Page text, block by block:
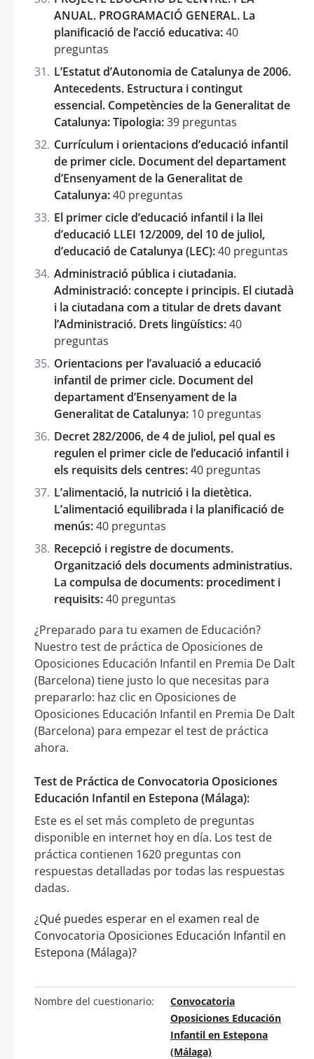
ANUAL. PROGRAMACIÓ GENERAL. La
planificació de l’acció educativa:40
preguntas
L’Estatut d’Autonomia de Catalunya de 2006.
Antecedents. Estructura i contingut
essencial. Competències de la Generalitat de
Catalunya: Tipologia:39 preguntas
Currículum i orientacions d’educació infantil
de primer cicle. Document del departament
d’Ensenyament de la Generalitat de
Catalunya:40 preguntas
El primer cicle d’educació infantil i la llei
d’educació LLEI 12/2009, del 10 de juliol,
d’educació de Catalunya (LEC):40 preguntas
Administració pública i ciutadania.
Administració: concepte i principis. El ciutadà
i la ciutadana com a titular de drets davant
l’Administració. Drets lingüístics:40
preguntas
Orientacions per l’avaluació a educació
infantil de primer cicle. Document del
departament d’Ensenyament de la
Generalitat de Catalunya: 10 preguntas
Decret 282/2006, de 4 de juliol, pel qual es
regulen el primer cicle de l’educació infantil i
els requisits dels centres:40 preguntas
L’alimentació, la nutrició i la dietètica.
L’alimentació equilibrada i la planificació de
menús:40 preguntas
Recepció i registre de documents.
Organització dels documents administratius.
La compulsa de documents: procediment i
requisits:40 preguntas
¿Preparado para tu examen de Educación?
Nuestro test de práctica de Oposiciones de
Oposiciones Educación Infantil en Premia De Dalt
(Barcelona) tiene justo lo que necesitas para
prepararlo: haz clic en Oposiciones de
Oposiciones Educación Infantil en Premia De Dalt
(Barcelona) para empezar el test de práctica
ahora.
Test de Práctica de Convocatoria Oposiciones
Educación Infantil en Estepona (Málaga):
Este es el set más completo de preguntas
disponible en internet hoy en día. Los test de
práctica contienen 1620 preguntas con
respuestas detalladas por todas las respuestas
dadas.
¿Qué puedes esperar en el examen real de
Convocatoria Oposiciones Educación Infantil en
Estepona (Málaga)?
Nombre del cuestionario:
Convocatoria
Oposiciones Educación
Infantil en Estepona
(Málaga)